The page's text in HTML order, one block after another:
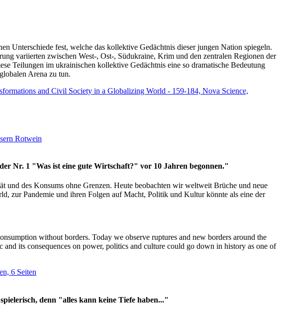
Unterschiede fest, welche das kollektive Gedächtnis dieser jungen Nation spiegeln.
variierten zwischen West-, Ost-, Südukraine, Krim und den zentralen Regionen der
Teilungen im ukrainischen kollektive Gedächtnis eine so dramatische Bedeutung
Arena zu tun.
and Civil Society in a Globalizing World - 159-184, Nova Science,
Rotwein
Nr. 1 "Was ist eine gute Wirtschaft?" vor 10 Jahren begonnen."
des Konsums ohne Grenzen. Heute beobachten wir weltweit Brüche und neue
zur Pandemie und ihren Folgen auf Macht, Politik und Kultur könnte als eine der
without borders. Today we observe ruptures and new borders around the
its consequences on power, politics and culture could go down in history as one of
6 Seiten
denn "alles kann keine Tiefe haben..."